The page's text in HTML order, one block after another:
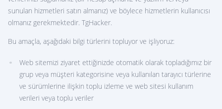
sunulan hizmetleri satın almanız) ve böylece hizmetlerin kullanıcısı
olmanız gerekmektedir. TgHacker.
Bu amaçla, aşağıdaki bilgi türlerini topluyor ve işliyoruz:
Web sitemizi ziyaret ettiğinizde otomatik olarak topladığımız bir
grup veya müşteri kategorisine veya kullanılan tarayıcı türlerine
ve sürümlerine ilişkin toplu izleme ve web sitesi kullanım
verileri veya toplu veriler